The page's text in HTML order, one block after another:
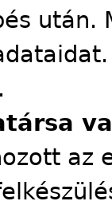
után.
az